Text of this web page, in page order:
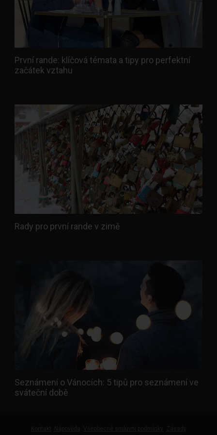
První rande: klíčová témata a tipy pro perfektní
začátek vztahu
Rady pro první rande v zimě
Seznámení o Vánocích: 5 tipů pro seznámení ve
sváteční době